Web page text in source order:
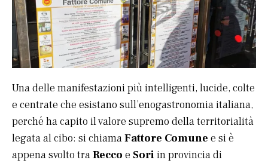
Una delle manifestazioni più intelligenti, lucide, colte
e centrate che esistano sull’enogastronomia italiana,
perché ha capito il valore supremo della territorialità
legata al cibo: si chiamaFattore Comune e si è
appena svolto traRecco e Sori in provincia di